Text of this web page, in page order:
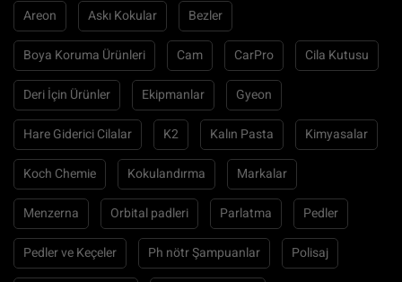
Areon Askı Kokular Bezler
Boya Koruma Ürünleri Cam CarPro Cila Kutusu
Deri İçin Ürünler Ekipmanlar Gyeon
Hare Giderici Cilalar K2 Kalın Pasta Kimyasalar
Koch Chemie Kokulandırma Markalar
Menzerna Orbital padleri Parlatma Pedler
Pedler ve Keçeler Ph nötr Şampuanlar Polisaj